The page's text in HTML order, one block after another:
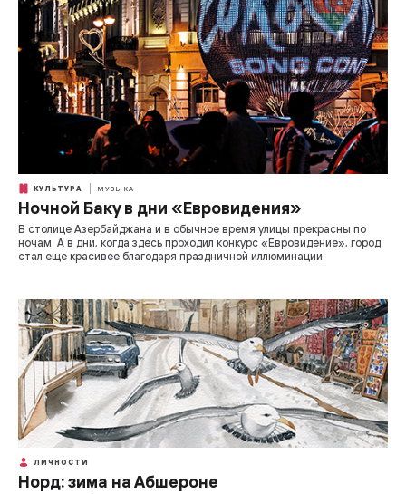
КУЛЬТУРА МУЗЫКА
Ночной Баку в дни «Евровидения»
В столице Азербайджана и в обычное время улицы прекрасны по
ночам. А в дни, когда здесь проходил конкурс «Евровидение», город
стал еще красивее благодаря праздничной иллюминации.
ЛИЧНОСТИ
Норд: зима на Абшероне